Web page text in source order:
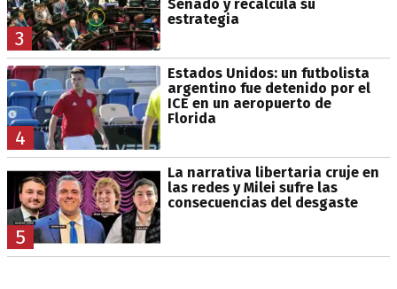
3
Senado y recalcula su
estrategia
4
Estados Unidos: un futbolista
argentino fue detenido por el
ICE en un aeropuerto de
Florida
5
La narrativa libertaria cruje en
las redes y Milei sufre las
consecuencias del desgaste